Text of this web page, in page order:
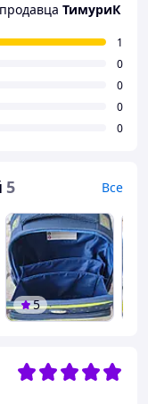
ТимуриК
1
0
0
0
0
5 Все
5